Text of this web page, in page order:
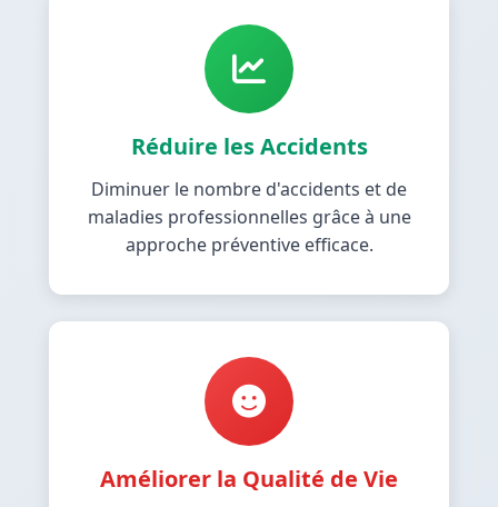
Réduire les Accidents
Diminuer le nombre d'accidents et de
maladies professionnelles grâce à une
approche préventive efficace.
Améliorer la Qualité de Vie